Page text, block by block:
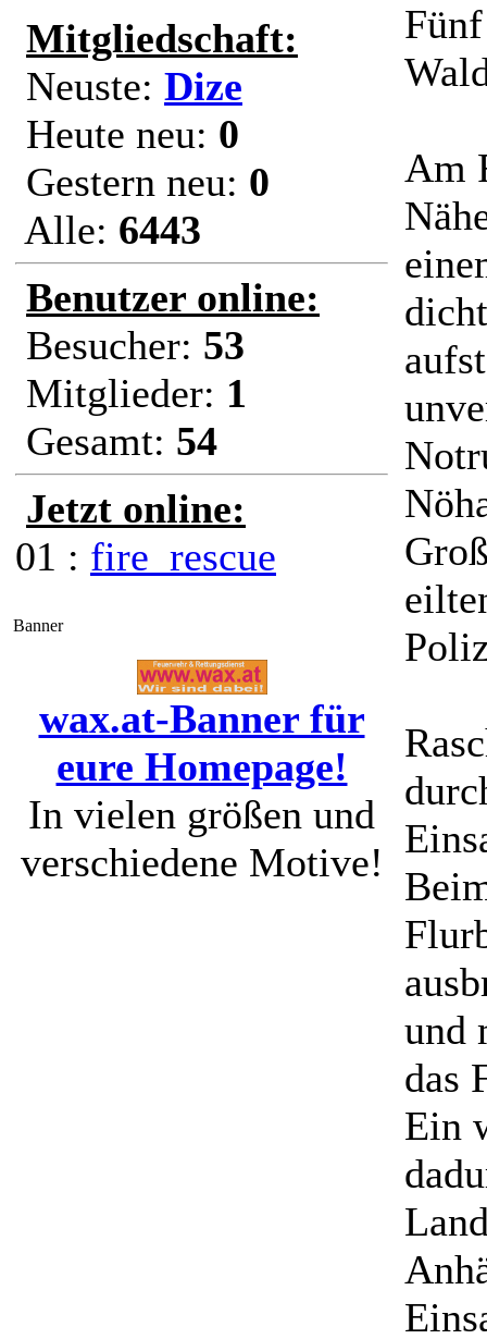
Mitgliedschaft:
Neuste: Dize
Heute neu: 0
Gestern neu: 0
Alle: 6443
Benutzer online:
Besucher: 53
Mitglieder: 1
Gesamt: 54
Jetzt online:
01 : fire_rescue
Banner
wax.at-Banner für
eure Homepage!
In vielen größen und
verschiedene Motive!
Am
und
das
Ein